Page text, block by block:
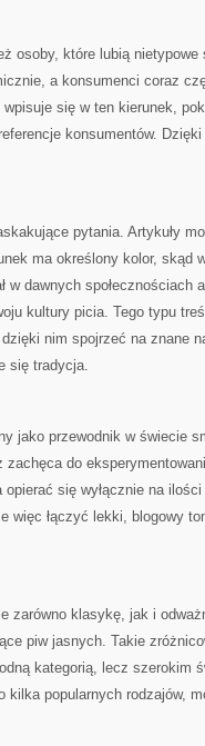
osoby, które lubią nietypowe
a konsumenci coraz
się w ten kierunek,
konsumentów.
pytania. Artykuły
ma określony kolor, skąd
w dawnych społecznościach
kultury picia. Tego typu
nim spojrzeć na znane
się tradycja.
jako przewodnik w świecie
do
się wyłącznie na
więc łączyć lekki, blogowy
zarówno klasykę, jak i
piw jasnych. Takie
kategorią, lecz szerokim
kilka popularnych rodzajów,